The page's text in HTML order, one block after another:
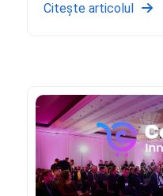
Citește articolul